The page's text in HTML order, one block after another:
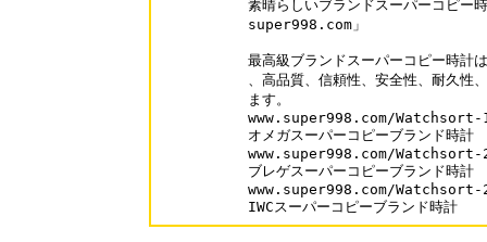
素晴らしいブランドスーパーコピー
super998.com」
最高級ブランドスーパーコピー時計
、高品質、信頼性、安全性、耐久性
ます。
www.super998.com/
オメガスーパーコピーブランド時計
www.super998.com/
ブレゲスーパーコピーブランド時計
www.super998.com/
IWCスーパーコピーブランド時計